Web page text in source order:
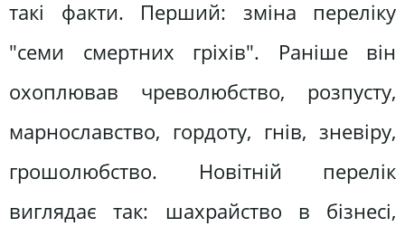
такі факти. Перший: зміна переліку
"семи смертних гріхів". Раніше він
охоплював чреволюбство, розпусту,
марнославство, гордоту, гнів, зневіру,
грошолюбство. Новітній перелік
виглядає так: шахрайство в бізнесі,